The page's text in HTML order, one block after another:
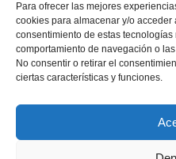
Para ofrecer las mejores
cookies para almacenar y/o acceder
consentimiento de estas tecnologías
comportamiento de navegación o
No consentir o retirar el
ciertas características y funciones.
Inicio Biblioteca
Esencia
Blog
Aviso legal